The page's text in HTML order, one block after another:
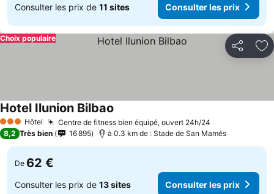
Consulter les prix de 11 sites Consulter les prix
Partager
Choix populaire
3 ÉtoilesHôtel Centre de fitness bien équipé, ouvert 24h/24
Hotel Ilunion Bilbao
8,2 Très bien 16 895 à 0.3 km de : Stade de San Mamés
De 62 €
Consulter les prix de 13 sites Consulter les prix